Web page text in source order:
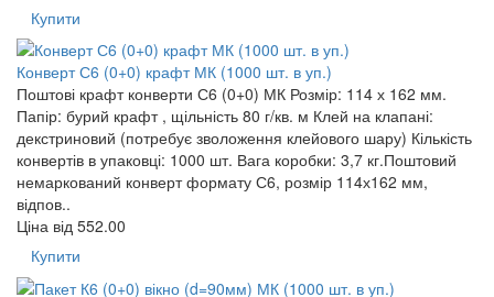
Купити
Конверт С6 (0+0) крафт МК (1000 шт. в уп.)
Поштові крафт конверти С6 (0+0) МК Розмір: 114 х 162 мм.
Папір: бурий крафт , щільність 80 г/кв. м Клей на клапані:
декстриновий (потребує зволоження клейового шару) Кількість
конвертів в упаковці: 1000 шт. Вага коробки: 3,7 кг.Поштовий
немаркований конверт формату С6, розмір 114х162 мм,
відпов..
Ціна від 552.00
Купити